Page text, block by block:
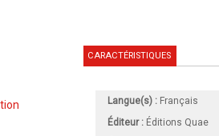
CARACTÉRISTIQUES
Langue(s) : Français
Éditeur : Éditions Quae